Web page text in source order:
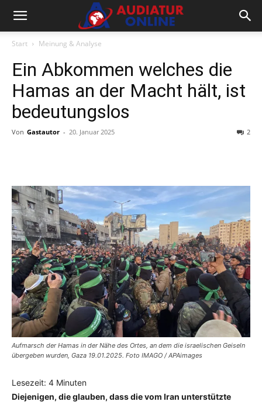
Start Meinung & Analyse
Ein Abkommen welches die
Hamas an der Macht hält, ist
bedeutungslos
Von Gastautor - 20. Januar 2025 2
Aufmarsch der Hamas in der Nähe des Ortes, an dem die israelischen Geiseln
übergeben wurden, Gaza 19.01.2025. Foto IMAGO / APAimages
Lesezeit: 4 Minuten
Diejenigen, die glauben, dass die vom Iran unterstützte